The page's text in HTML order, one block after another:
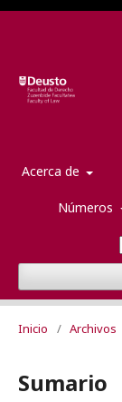
Acerca de
Números
Inicio / Archivos
Sumario